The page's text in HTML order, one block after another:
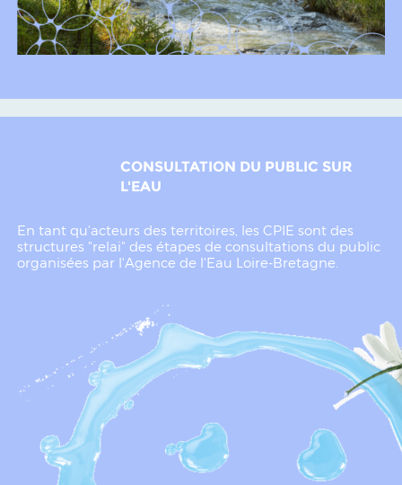
CONSULTATION DU PUBLIC SUR
L'EAU
En tant qu'acteurs des territoires, les CPIE sont des
structures "relai" des étapes de consultations du public
organisées par l'Agence de l'Eau Loire-Bretagne.